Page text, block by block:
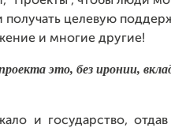
получать целевую
и многие другие!
это, без иронии,
и государство,